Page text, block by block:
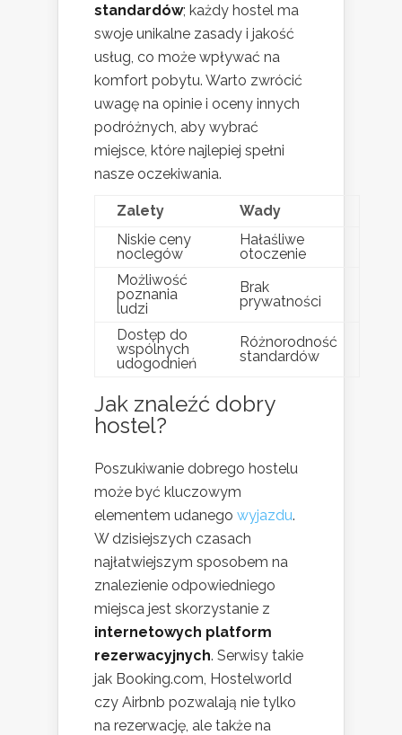
standardów; każdy hostel ma
swoje unikalne zasady i jakość
usług, co może wpływać na
komfort pobytu. Warto zwrócić
uwagę na opinie i oceny innych
podróżnych, aby wybrać
miejsce, które najlepiej spełni
nasze oczekiwania.
Zalety
Wady
Niskie ceny
noclegów
Hałaśliwe
otoczenie
Możliwość
poznania
ludzi
Brak
prywatności
Dostęp do
wspólnych
udogodnień
Różnorodność
standardów
Jak znaleźć dobry
hostel?
Poszukiwanie dobrego hostelu
może być kluczowym
elementem udanego wyjazdu.
W dzisiejszych czasach
najłatwiejszym sposobem na
znalezienie odpowiedniego
miejsca jest skorzystanie z
internetowych platform
rezerwacyjnych. Serwisy takie
jak Booking.com, Hostelworld
czy Airbnb pozwalają nie tylko
na rezerwację, ale także na